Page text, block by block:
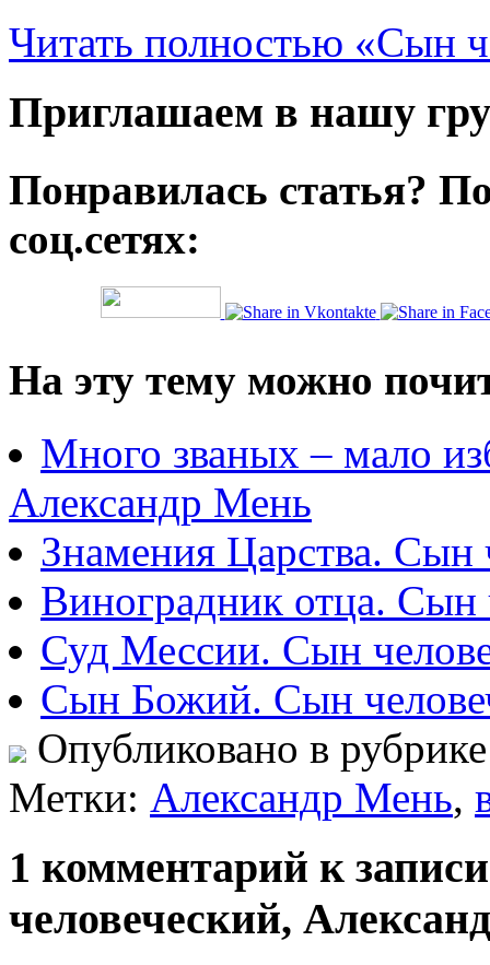
Читать полностью «Сын
Приглашаем в нашу
Понравилась статья?
соц.сетях:
На эту тему можно
Много званых – мало
Александр Мень
Знамения Царства. Сын
Виноградник отца. Сын
Суд Мессии. Сын
Сын Божий. Сын
Опубликовано в
Метки: Александр Мень,
1 комментарий к
человеческий,